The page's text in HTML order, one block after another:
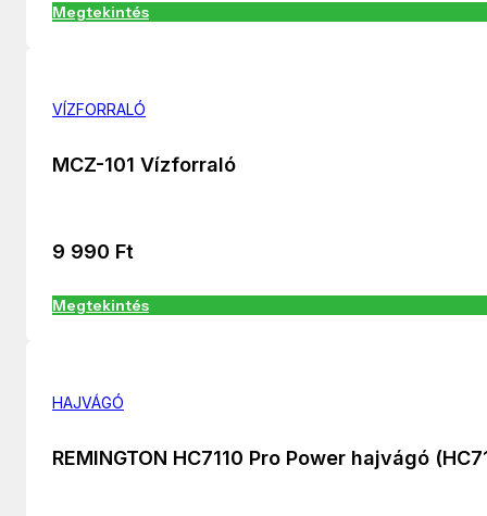
Megtekintés
VÍZFORRALÓ
MCZ-101 Vízforraló
9 990 Ft
Megtekintés
HAJVÁGÓ
REMINGTON HC7110 Pro Power hajvágó